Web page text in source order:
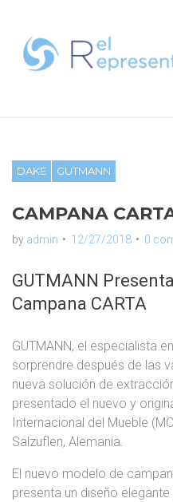
DAKE GUTMANN
CAMPANA
by admin 12/27/2018 0
GUTMANN
Campana CARTA
GUTMANN, el especialista
sorprendre después de las
nueva solución de
presentado el nuevo y
Internacional del Mueble
Salzuflen, Alemania.
El nuevo modelo de
presenta un diseño